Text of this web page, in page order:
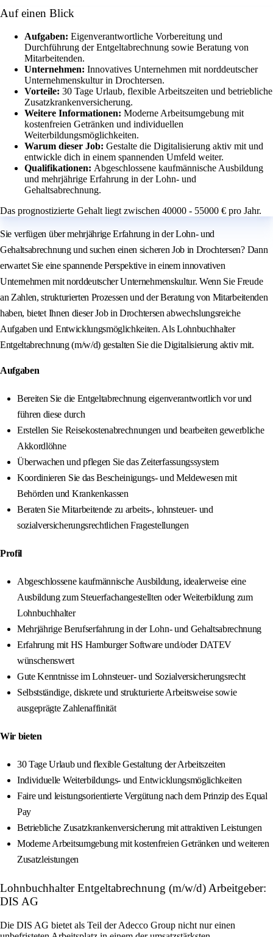
Auf einen Blick
Aufgaben: Eigenverantwortliche Vorbereitung und
Durchführung der Entgeltabrechnung sowie Beratung von
Mitarbeitenden.
Unternehmen: Innovatives Unternehmen mit norddeutscher
Unternehmenskultur in Drochtersen.
Vorteile: 30 Tage Urlaub, flexible Arbeitszeiten und betriebliche
Zusatzkrankenversicherung.
Weitere Informationen: Moderne Arbeitsumgebung mit
kostenfreien Getränken und individuellen
Weiterbildungsmöglichkeiten.
Warum dieser Job: Gestalte die Digitalisierung aktiv mit und
entwickle dich in einem spannenden Umfeld weiter.
Qualifikationen: Abgeschlossene kaufmännische Ausbildung
und mehrjährige Erfahrung in der Lohn- und
Gehaltsabrechnung.
Das prognostizierte Gehalt liegt zwischen 40000 - 55000 € pro Jahr.
Sie verfügen über mehrjährige Erfahrung in der Lohn- und
Gehaltsabrechnung und suchen einen sicheren Job in Drochtersen? Dann
erwartet Sie eine spannende Perspektive in einem innovativen
Unternehmen mit norddeutscher Unternehmenskultur. Wenn Sie Freude
an Zahlen, strukturierten Prozessen und der Beratung von Mitarbeitenden
haben, bietet Ihnen dieser Job in Drochtersen abwechslungsreiche
Aufgaben und Entwicklungsmöglichkeiten. Als Lohnbuchhalter
Entgeltabrechnung (m/w/d) gestalten Sie die Digitalisierung aktiv mit.
Aufgaben
Bereiten Sie die Entgeltabrechnung eigenverantwortlich vor und
führen diese durch
Erstellen Sie Reisekostenabrechnungen und bearbeiten gewerbliche
Akkordlöhne
Überwachen und pflegen Sie das Zeiterfassungssystem
Koordinieren Sie das Bescheinigungs- und Meldewesen mit
Behörden und Krankenkassen
Beraten Sie Mitarbeitende zu arbeits-, lohnsteuer- und
sozialversicherungsrechtlichen Fragestellungen
Profil
Abgeschlossene kaufmännische Ausbildung, idealerweise eine
Ausbildung zum Steuerfachangestellten oder Weiterbildung zum
Lohnbuchhalter
Mehrjährige Berufserfahrung in der Lohn- und Gehaltsabrechnung
Erfahrung mit HS Hamburger Software und/oder DATEV
wünschenswert
Gute Kenntnisse im Lohnsteuer- und Sozialversicherungsrecht
Selbstständige, diskrete und strukturierte Arbeitsweise sowie
ausgeprägte Zahlenaffinität
Wir bieten
30 Tage Urlaub und flexible Gestaltung der Arbeitszeiten
Individuelle Weiterbildungs- und Entwicklungsmöglichkeiten
Faire und leistungsorientierte Vergütung nach dem Prinzip des Equal
Pay
Betriebliche Zusatzkrankenversicherung mit attraktiven Leistungen
Moderne Arbeitsumgebung mit kostenfreien Getränken und weiteren
Zusatzleistungen
Lohnbuchhalter Entgeltabrechnung (m/w/d) Arbeitgeber:
DIS AG
Die DIS AG bietet als Teil der Adecco Group nicht nur einen